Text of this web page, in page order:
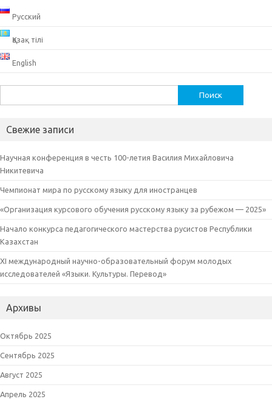
Русский
Қазақ тілі
English
Свежие записи
Научная конференция в честь 100-летия Василия Михайловича
Никитевича
Чемпионат мира по русскому языку для иностранцев
«Организация курсового обучения русскому языку за рубежом — 2025»
Начало конкурса педагогического мастерства русистов Республики
Казахстан
XI международный научно-образовательный форум молодых
исследователей «Языки. Культуры. Перевод»
Архивы
Октябрь 2025
Сентябрь 2025
Август 2025
Апрель 2025